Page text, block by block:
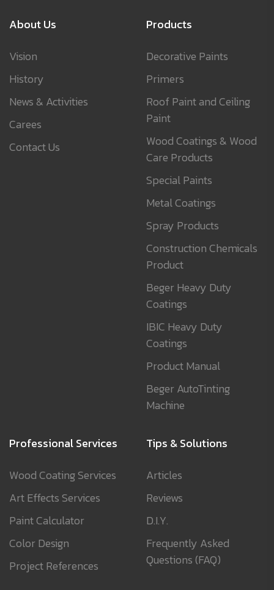
About Us
Vision
History
News & Activities
Carees
Contact Us
Products
Decorative Paints
Primers
Roof Paint and Ceiling
Paint
Wood Coatings & Wood
Care Products
Special Paints
Metal Coatings
Spray Products
Construction Chemicals
Product
Beger Heavy Duty
Coatings
IBIC Heavy Duty
Coatings
Product Manual
Beger AutoTinting
Machine
Professional Services
Wood Coating Services
Art Effects Services
Paint Calculator
Color Design
Project References
Tips & Solutions
Articles
Reviews
D.I.Y.
Frequently Asked
Questions (FAQ)